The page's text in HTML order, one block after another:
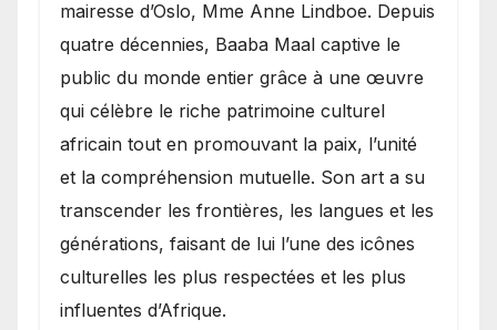
mairesse d’Oslo, Mme Anne Lindboe. Depuis
quatre décennies, Baaba Maal captive le
public du monde entier grâce à une œuvre
qui célèbre le riche patrimoine culturel
africain tout en promouvant la paix, l’unité
et la compréhension mutuelle. Son art a su
transcender les frontières, les langues et les
générations, faisant de lui l’une des icônes
culturelles les plus respectées et les plus
influentes d’Afrique.